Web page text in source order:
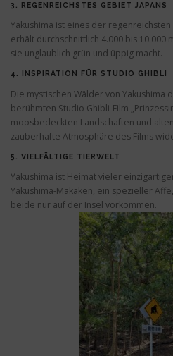
3. REGENREICHSTES GEBIET JAPANS
Yakushima ist eines der regenreichsten
erhält durchschnittlich 4.000 bis 10.000
sie unglaublich grün und üppig macht.
4. INSPIRATION FÜR STUDIO GHIBLI
Die mystischen Wälder von Yakushima
berühmten Studio Ghibli-Film
moosbedeckten Landschaften und
zauberhafte Atmosphäre des Films
5. VIELFÄLTIGE TIERWELT
Yakushima ist Heimat vieler
Yakushima-Makaken, ein spezieller
beide nur auf der Insel vorkommen.